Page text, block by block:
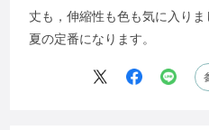
丈も，伸縮性も色も気に入りま
夏の定番になります。